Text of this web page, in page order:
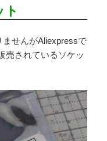
せんがAliexpressで
売されているソケッ